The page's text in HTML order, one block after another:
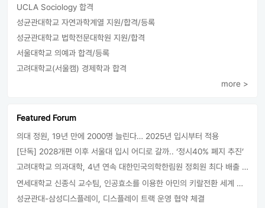
UCLA Sociology 합격
성균관대학교 자연과학계열 지원/합격/등록
성균관대학교 법학전문대학원 지원/합격
서울대학교 의예과 합격/등록
고려대학교(서울캠) 경제학과 합격
more >
Featured Forum
의대 정원, 19년 만에 2000명 늘린다… 2025년 입시부터 적용
[단독] 2028개편 이후 서울대 입시 어디로 갈까.. ‘정시40% 폐지 추진’
고려대학교 의과대학, 4년 연속 대한민국의학한림원 정회원 최다 배출 外
연세대학교 신종식 교수팀, 인공효소를 이용한 아민의 키랄전환 세계 최초로 성공
성균관대-삼성디스플레이, 디스플레이 트랙 운영 협약 체결